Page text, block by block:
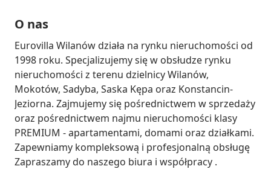
O nas
Eurovilla Wilanów działa na rynku nieruchomości od
1998 roku. Specjalizujemy się w obsłudze rynku
nieruchomości z terenu dzielnicy Wilanów,
Mokotów, Sadyba, Saska Kępa oraz Konstancin-
Jeziorna. Zajmujemy się pośrednictwem w sprzedaży
oraz pośrednictwem najmu nieruchomości klasy
PREMIUM - apartamentami, domami oraz działkami.
Zapewniamy kompleksową i profesjonalną obsługę
Zapraszamy do naszego biura i współpracy .